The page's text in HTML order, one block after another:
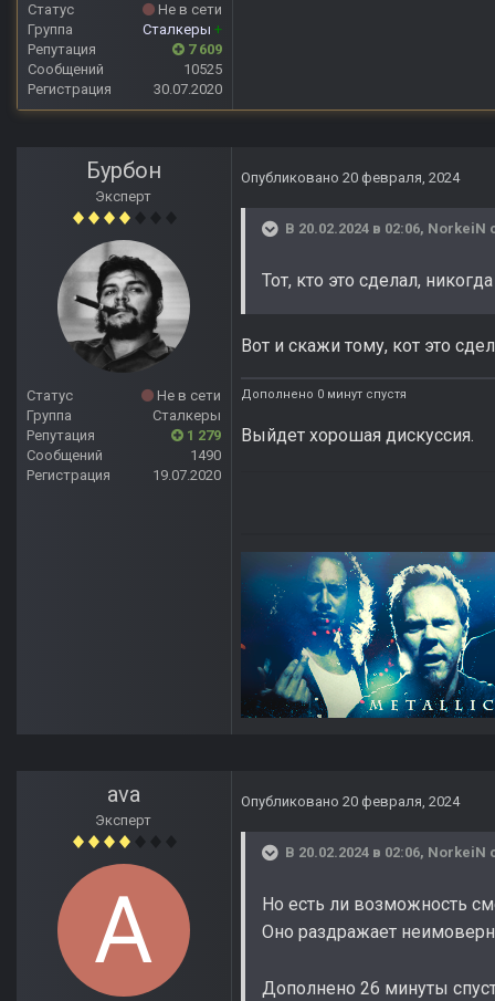
Статус
Не в сети
Группа
Сталкеры +
Репутация
7 609
Сообщений
10525
Регистрация
30.07.2020
Бурбон
Эксперт
Статус
Не в сети
Группа
Сталкеры
Репутация
1 279
Сообщений
1490
Регистрация
19.07.2020
Опубликовано 20 февраля, 2024
В 20.02.2024 в 02:06, NorkeiN
Тот, кто это сделал,
Вот и скажи тому, кот это
Дополнено 0 минут спустя
Выйдет хорошая дискуссия.
ava
Эксперт
Опубликовано 20 февраля, 2024
В 20.02.2024 в 02:06, NorkeiN
Но есть ли возможность
Оно раздражает
Дополнено 26 минуты